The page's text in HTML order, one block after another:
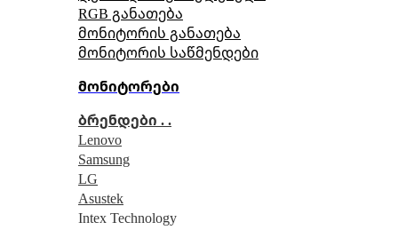
RGB განათება
მონიტორის განათება
მონიტორის საწმენდები
მონიტორები
ბრენდები . .
Lenovo
Samsung
LG
Asustek
Intex Technology